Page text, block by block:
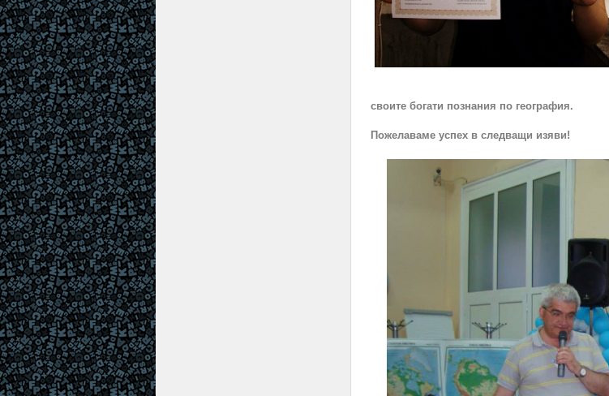
своите богати познания по география.
Пожелаваме успех в следващи изяви!